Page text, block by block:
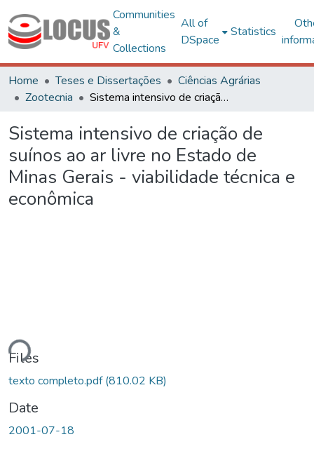
Communities
&
Collections
All of
DSpace
Statistics
Home Teses e Dissertações
Ciências Agrárias
Zootecnia
Sistema intensivo de criação de suínos ao ar livre no Estado de Minas Gerais - viabilidade técnica e econômica
Sistema intensivo de criação de
suínos ao ar livre no Estado de
Minas Gerais - viabilidade técnica e
econômica
Loading...
Files
texto completo.pdf(810.02 KB)
Date
2001-07-18